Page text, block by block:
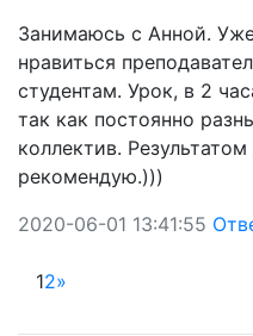
Занимаюсь с Анной.
нравиться
студентам. Урок, в 2
так как постоянно
коллектив.
рекомендую.)))
2020-06-01 13:41:55
12»